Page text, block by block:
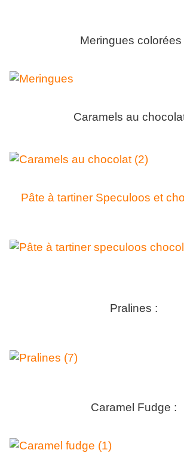
Meringues colorées
Caramels au
Pâte à tartiner Speculoos et
Pralines :
Caramel Fudge :